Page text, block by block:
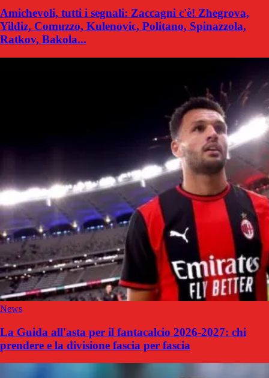
Amichevoli, tutti i segnali: Zaccagni c'è! Zhegrova,
Yildiz, Comuzzo, Kulenovic, Politano, Spinazzola,
Ratkov, Bakola...
News
La Guida all'asta per il fantacalcio 2026-2027: chi
prendere e la divisione fascia per fascia